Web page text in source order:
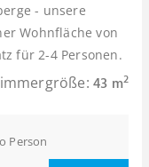
- unsere
Wohnfläche von
für 2-4 Personen.
43 m2
Person